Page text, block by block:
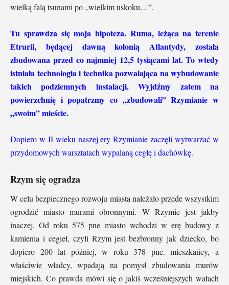
wielką falą tsunami po „wielkim uskoku…”.
Tu sprawdza się moja hipoteza. Ruma, leżąca na terenie
Etrurii, będącej dawną kolonią Atlantydy, została
zbudowana przed co najmniej 12,5 tysiącami lat. To wtedy
istniała technologia i technika pozwalająca na wybudowanie
takich podziemnych instalacji. Wyjdźmy zatem na
powierzchnię i popatrzmy co „zbudowali” Rzymianie w
„swoim” mieście.
Dopiero w II wieku naszej ery Rzymianie zaczęli wytwarzać w
przydomowych warsztatach wypalaną cegłę i dachówkę.
Rzym się ogradza
W celu bezpiecznego rozwoju miasta należało przede wszystkim
ogrodzić miasto murami obronnymi. W Rzymie jest jakby
inaczej. Od roku 575 pne miasto wchodzi w erę budowy z
kamienia i cegieł, czyli Rzym jest bezbronny jak dziecko, bo
dopiero 200 lat później, w roku 378 pne. mieszkańcy, a
właściwie władcy, wpadają na pomysł zbudowania murów
miejskich. Co prawda mówi się o jakiś wcześniejszych wałach